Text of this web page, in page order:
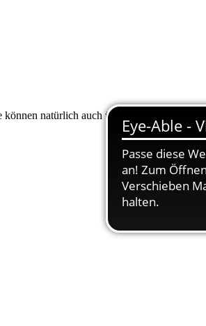
natürlich auch über "Suche" nach